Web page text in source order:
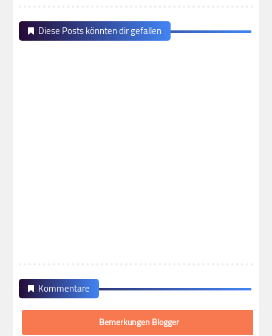
Diese Posts könnten dir gefallen
Kommentare
Bemerkungen Blogger